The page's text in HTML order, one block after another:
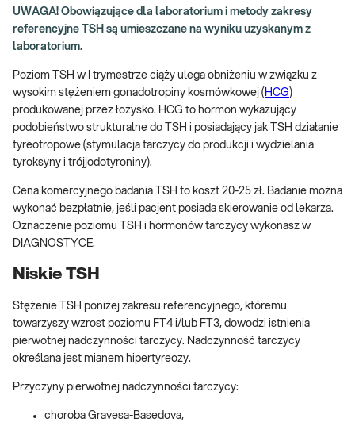
UWAGA! Obowiązujące dla laboratorium i metody zakresy
referencyjne TSH są umieszczane na wyniku uzyskanym z
laboratorium.
Poziom TSH w I trymestrze ciąży ulega obniżeniu w związku z
wysokim stężeniem gonadotropiny kosmówkowej ( HCG)
produkowanej przez łożysko. HCG to hormon wykazujący
podobieństwo strukturalne do TSH i posiadający jak TSH działanie
tyreotropowe (stymulacja tarczycy do produkcji i wydzielania
tyroksyny i trójjodotyroniny).
Cena komercyjnego badania TSH to koszt 20-25 zł. Badanie można
wykonać bezpłatnie, jeśli pacjent posiada skierowanie od lekarza.
Oznaczenie poziomu TSH i hormonów tarczycy wykonasz w
DIAGNOSTYCE.
Niskie TSH
Stężenie TSH poniżej zakresu referencyjnego, któremu
towarzyszy wzrost poziomu FT4 i/lub FT3, dowodzi istnienia
pierwotnej nadczynności tarczycy. Nadczynność tarczycy
określana jest mianem hipertyreozy.
Przyczyny pierwotnej nadczynności tarczycy:
choroba Gravesa-Basedova,